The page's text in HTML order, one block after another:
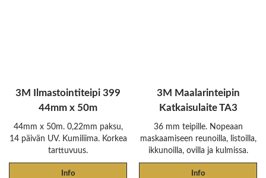
3M Ilmastointiteipi 399
44mm x 50m
44mm x 50m. 0,22mm paksu,
14 päivän UV. Kumiliima. Korkea
tarttuvuus.
Info
3M Maalarinteipin
Katkaisulaite TA3
36 mm teipille. Nopeaan
maskaamiseen reunoilla, listoilla,
ikkunoilla, ovilla ja kulmissa.
Info